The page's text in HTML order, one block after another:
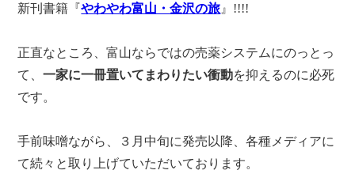
新刊書籍『やわやわ富山・金沢の旅 』!!!!
正直なところ、富山ならではの売薬システムにのっとっ
て、一家に一冊置いてまわりたい衝動を抑えるのに必死
です。
手前味噌ながら、３月中旬に発売以降、各種メディアに
て続々と取り上げていただいております。